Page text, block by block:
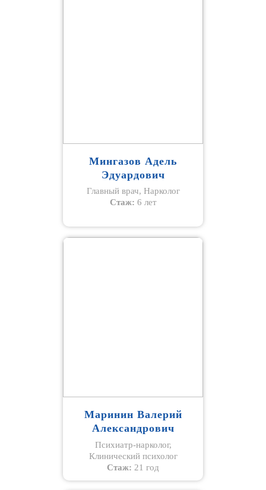
Мингазов Адель
Эдуардович
Главный врач, Нарколог
Стаж: 6 лет
Маринин Валерий
Александрович
Психиатр-нарколог,
Клинический психолог
Стаж: 21 год